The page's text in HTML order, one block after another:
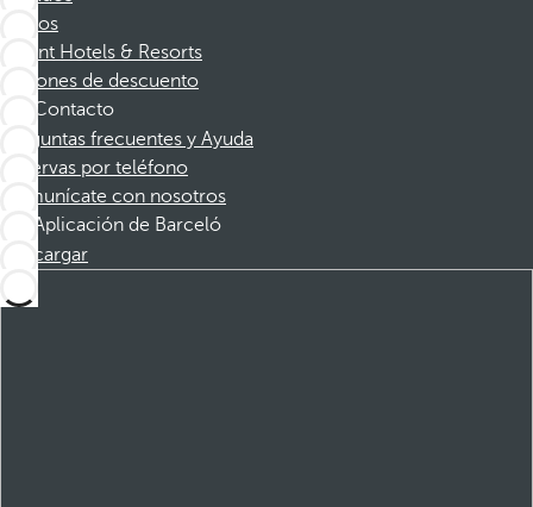
Socios
Dorint Hotels & Resorts
Cupones de descuento
Contacto
Preguntas frecuentes y Ayuda
Reservas por teléfono
Comunícate con nosotros
Aplicación de Barceló
Descargar